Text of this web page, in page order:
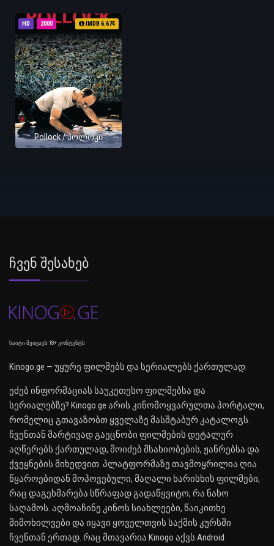
HD 2000 IMDB 6.674
Pollock / პოლოკი
Ჩვენ Შესახებ
საიტი შეიცავს 18+ კონტენტს
Kinogo.ge — უყურე ფილმებს და სერიალებს ქართულად.
ეძებ ინფორმაციას საუკეთესო ფილმებსა და
სერიალებზე? Kinogo.ge არის კინომოყვარულთა პორტალი,
რომელიც გთავაზობთ ყველაზე მასშტაბურ კატალოგს.
ჩვენთან მარტივად გაეცნობი ფილმების დეტალურ
აღწერებს ქართულად, მოიძებ მსახიობების, ჟანრებსა და
ქვეყნების მიხედვით. პლატფორმაზე თავმოყრილია ღია
წყაროებიდან მოპოვებული, მაღალი ხარისხის ფილმები,
რაც დაგეხმარება სწრაფად გადაწყვიტო, რა ნახო
საღამოს. აღმოაჩინე კინოს სიახლეები, წაიკითხე
მიმოხილვები და იყავი ყოველთვის საქმის კურსში
ჩვენთან ერთად. რაც მთავარია Kinogo აქვს Android